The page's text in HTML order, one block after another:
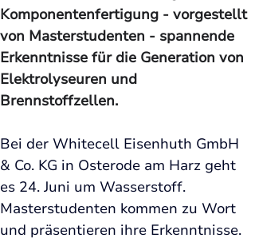
Komponentenfertigung - vorgestellt
von Masterstudenten - spannende
Erkenntnisse für die Generation von
Elektrolyseuren und
Brennstoffzellen.
Bei der Whitecell Eisenhuth GmbH
& Co. KG in Osterode am Harz geht
es 24. Juni um Wasserstoff.
Masterstudenten kommen zu Wort
und präsentieren ihre Erkenntnisse.